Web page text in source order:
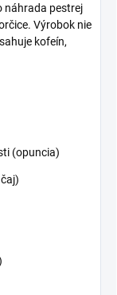
náhrada pestrej
Výrobok nie
kofeín,
(opuncia)